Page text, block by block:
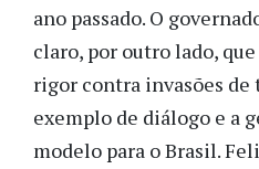
ano passado. O
claro, por outro lado,
rigor contra invasões de
exemplo de diálogo e a
modelo para o Brasil.